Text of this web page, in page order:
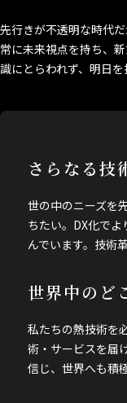
先行きが不透明な時代
常に未来視点を持ち、
識にとらわれず、明日を
さらなる技
世の中のニーズを
ちたい。DX化で
んでいます。技術
世界中のど
私たちの熱技術を
術・サービスを届
信じ、世界へも積